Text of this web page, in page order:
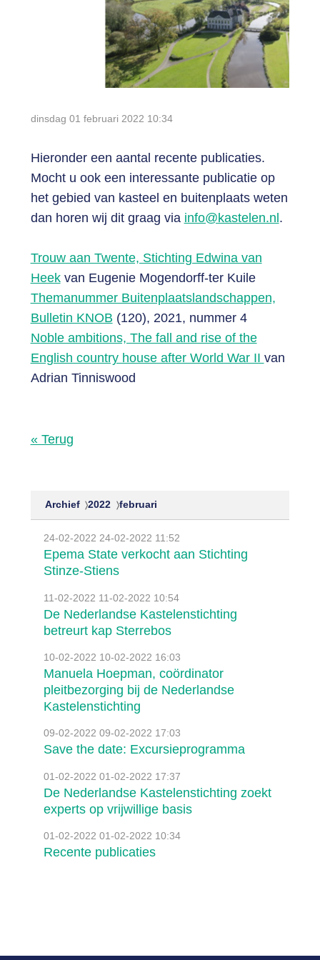
dinsdag 01 februari 2022 10:34
Hieronder een aantal recente publicaties.
Mocht u ook een interessante publicatie op
het gebied van kasteel en buitenplaats weten
dan horen wij dit graag via info@kastelen.nl.
Trouw aan Twente, Stichting Edwina van
Heekvan Eugenie Mogendorff-ter Kuile
Themanummer Buitenplaatslandschappen,
Bulletin KNOB (120), 2021, nummer 4
Noble ambitions, The fall and rise of the
English country house after World War II van
Adrian Tinniswood
« Terug
Archief 2022 februari
24-02-2022 24-02-2022 11:52
Epema State verkocht aan Stichting
Stinze-Stiens
11-02-2022 11-02-2022 10:54
De Nederlandse Kastelenstichting
betreurt kap Sterrebos
10-02-2022 10-02-2022 16:03
Manuela Hoepman, coördinator
pleitbezorging bij de Nederlandse
Kastelenstichting
09-02-2022 09-02-2022 17:03
Save the date: Excursieprogramma
01-02-2022 01-02-2022 17:37
De Nederlandse Kastelenstichting zoekt
experts op vrijwillige basis
01-02-2022 01-02-2022 10:34
Recente publicaties
Login